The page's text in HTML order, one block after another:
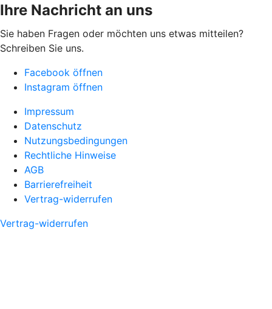
Ihre Nachricht an uns
Sie haben Fragen oder möchten uns etwas mitteilen?
Schreiben Sie uns.
Facebook öffnen
Instagram öffnen
Impressum
Datenschutz
Nutzungsbedingungen
Rechtliche Hinweise
AGB
Barrierefreiheit
Vertrag-widerrufen
Vertrag-widerrufen